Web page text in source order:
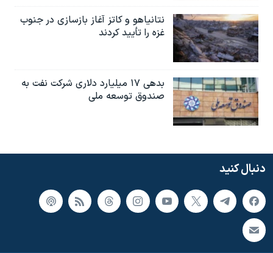
نتانیاهو و کاتز آغاز بازسازی در جنوب
غزه را تأیید کردند
بدهی ۱۷ میلیارد دلاری شرکت نفت به
صندوق توسعه ملی
دنبال کنید